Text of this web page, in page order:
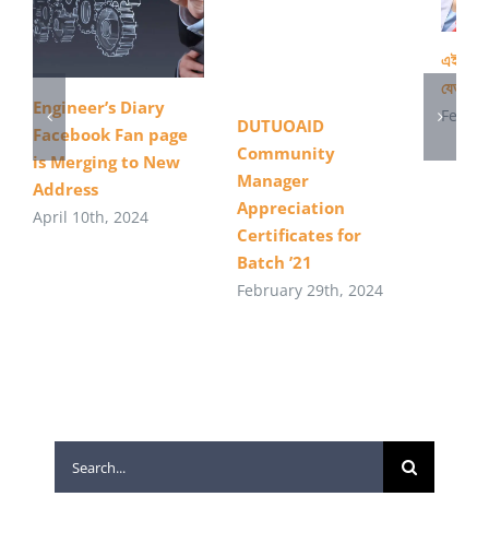
Engineer’s Diary
Facebook Fan page
is Merging to New
Address
April 10th, 2024
DUTUOAID
Community
Manager
Appreciation
Certificates for
Batch ’21
February 29th, 2024
এইস এস
যেভাবে
Search
for: